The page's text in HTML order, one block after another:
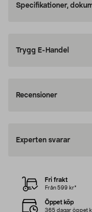
Specifikationer,
Trygg E-Handel
Recensioner
Experten svarar
Fri frakt
Från 599 kr*
Öppet köp
365 dagar öppet